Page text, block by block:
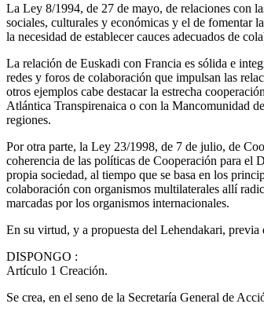
La Ley 8/1994, de 27 de mayo, de relaciones con
sociales, culturales y económicas y el de fomentar
la necesidad de establecer cauces adecuados de
La relación de Euskadi con Francia es sólida e
redes y foros de colaboración que impulsan las
otros ejemplos cabe destacar la estrecha
Atlántica Transpirenaica o con la Mancomunidad
regiones.
Por otra parte, la Ley 23/1998, de 7 de julio, de
coherencia de las políticas de Cooperación para el
propia sociedad, al tiempo que se basa en los
colaboración con organismos multilaterales allí
marcadas por los organismos internacionales.
En su virtud, y a propuesta del Lehendakari,
DISPONGO :
Artículo 1 Creación.
Se crea, en el seno de la Secretaría General de